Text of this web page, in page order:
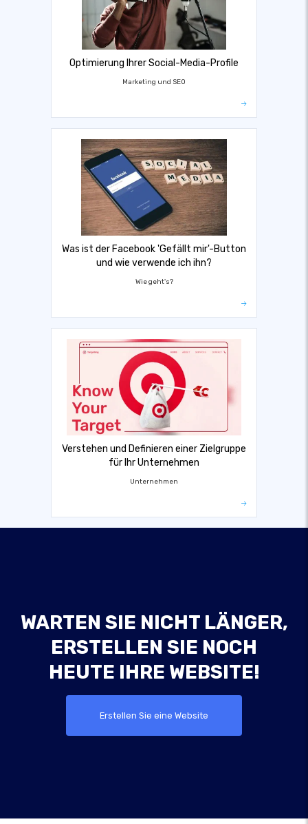
Optimierung Ihrer Social-Media-Profile
Marketing und SEO
Was ist der Facebook 'Gefällt mir'-Button
und wie verwende ich ihn?
Wie geht's?
Verstehen und Definieren einer Zielgruppe
für Ihr Unternehmen
Unternehmen
WARTEN SIE NICHT LÄNGER,
ERSTELLEN SIE NOCH
HEUTE IHRE WEBSITE!
Erstellen Sie eine Website